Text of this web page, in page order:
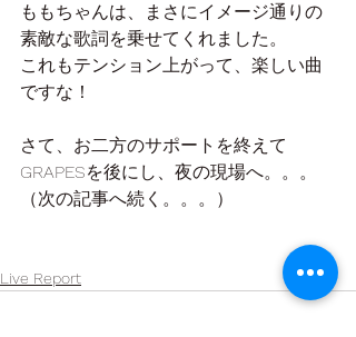
ももちゃんは、まさにイメージ通りの
素敵な歌詞を乗せてくれました。
これもテンション上がって、楽しい曲
ですな！
さて、お二方のサポートを終えて
GRAPESを後にし、夜の現場へ。。。
（次の記事へ続く。。。）
Live Report